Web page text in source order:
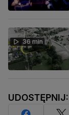
36 min
UDOSTĘPNIJ: